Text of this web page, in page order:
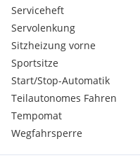
Serviceheft
Servolenkung
Sitzheizung vorne
Sportsitze
Start/Stop-Automatik
Teilautonomes Fahren
Tempomat
Wegfahrsperre